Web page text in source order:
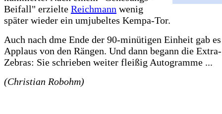
Beifall" erzielte Reichmann wenig
später wieder ein umjubeltes Kempa-Tor.
Auch nach dme Ende der 90-minütigen Einheit gab
Applaus von den Rängen. Und dann begann die
Zebras: Sie schrieben weiter fleißig Autogramme ...
(Christian Robohm)